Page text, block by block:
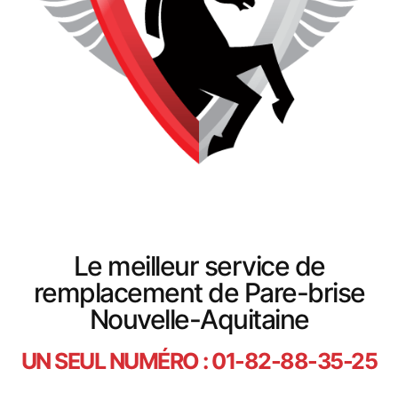
Le meilleur service de
remplacement de Pare-brise
Nouvelle-Aquitaine
UN SEUL NUMÉRO : 01-82-88-35-25